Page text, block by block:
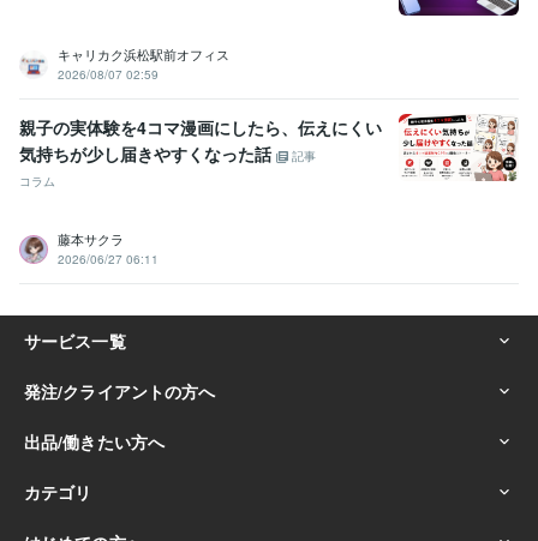
キャリカク浜松駅前オフィス
2026/08/07 02:59
親子の実体験を4コマ漫画にしたら、伝えにくい
気持ちが少し届きやすくなった話
記事
コラム
藤本サクラ
2026/06/27 06:11